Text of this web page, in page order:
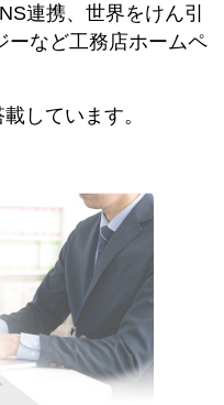
連携、世界をけん引
ーなど工務店ホームペ
しています。